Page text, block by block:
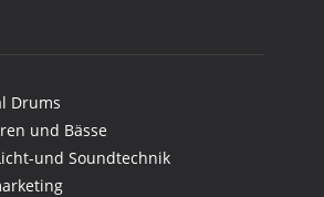
Drums
und Bässe
und Soundtechnik